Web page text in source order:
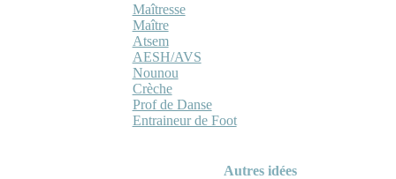
Maîtresse
Maître
Atsem
AESH/AVS
Nounou
Crèche
Prof de Danse
Entraineur de Foot
Autres idées